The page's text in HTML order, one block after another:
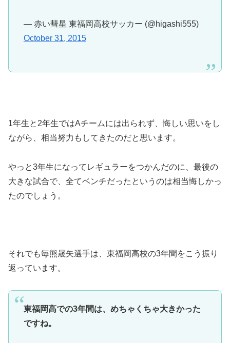
— 赤い彗星 東福岡高校サッカー (@higashi555)
October 31, 2015
1年生と2年生ではAチームには出られず、悔しい思いをし
ながら、相当努力もしてきたのだと思います。
やっと3年生になってレギュラーをつかんだのに、最後の
大きな試合で、全てベンチだったというのは相当悔しかっ
たのでしょう。
それでも毎熊晟矢選手は、東福岡高校の3年間をこう振り
返っています。
東福岡高での3年間は、めちゃくちゃ大きかった
ですね。